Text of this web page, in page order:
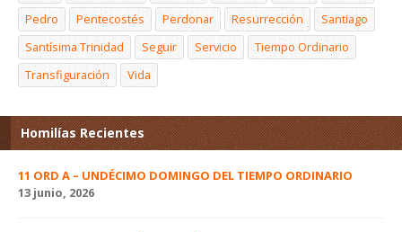
Pedro
Pentecostés Perdonar Resurrección
Santiago
Santísima Trinidad
Seguir Servicio
Tiempo Ordinario
Transfiguración
Vida
Homilías Recientes
11 ORD A – UNDÉCIMO DOMINGO DEL TIEMPO ORDINARIO
13 junio, 2026